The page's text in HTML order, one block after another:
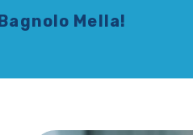
Mella!